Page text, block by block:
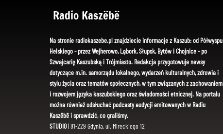
Radio Kaszëbë
Na stronie radiokaszebe.pl znajdziecie informacje z Kaszub: od Półwyspu
Helskiego - przez Wejherowo, Lębork, Słupsk, Bytów i Chojnice - po
Szwajcarię Kaszubską i Trójmiasto. Redakcja przygotowuje newsy
dotyczące m.in. samorządu lokalnego, wydarzeń kulturalnych, zdrowia i
stylu życia oraz tematów społecznych, w tym związanych z zachowaniem
i rozwojem języka kaszubskiego oraz świadomości etnicznej. Na portalu
można również odsłuchać podcasty audycji emitowanych w Radiu
Kaszëbë i sprawdzić, co graliśmy.
STUDIO| 81-229 Gdynia, ul. Mireckiego 12